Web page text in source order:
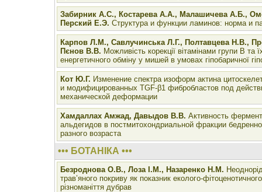
Забирник А.С., Костарева А.А., Малашичева А.Б.,
Перский Е.Э. Структура и функции ламинов: норма и
Карпов Л.М., Савлучинська Л.Г., Полтавцева Н.В.,
Пєнов В.В. Можливість корекції вітамінами групи В та
енергетичного обміну у мишей в умовах гіпобаричної
Кот Ю.Г. Изменение спектра изоформ актина
и модифицированных TGF-β1 фибробластов под
механической деформации
Хамдаллах Амжад, Давыдов В.В. Активность
альдегидов в постмитохондриальной фракции
разного возраста
••• БОТАНІКА •••
Безроднова О.В., Лоза І.М., Назаренко Н.М.
трав’яного покриву як показник еколого-фітоценотичного
різноманіття дубрав